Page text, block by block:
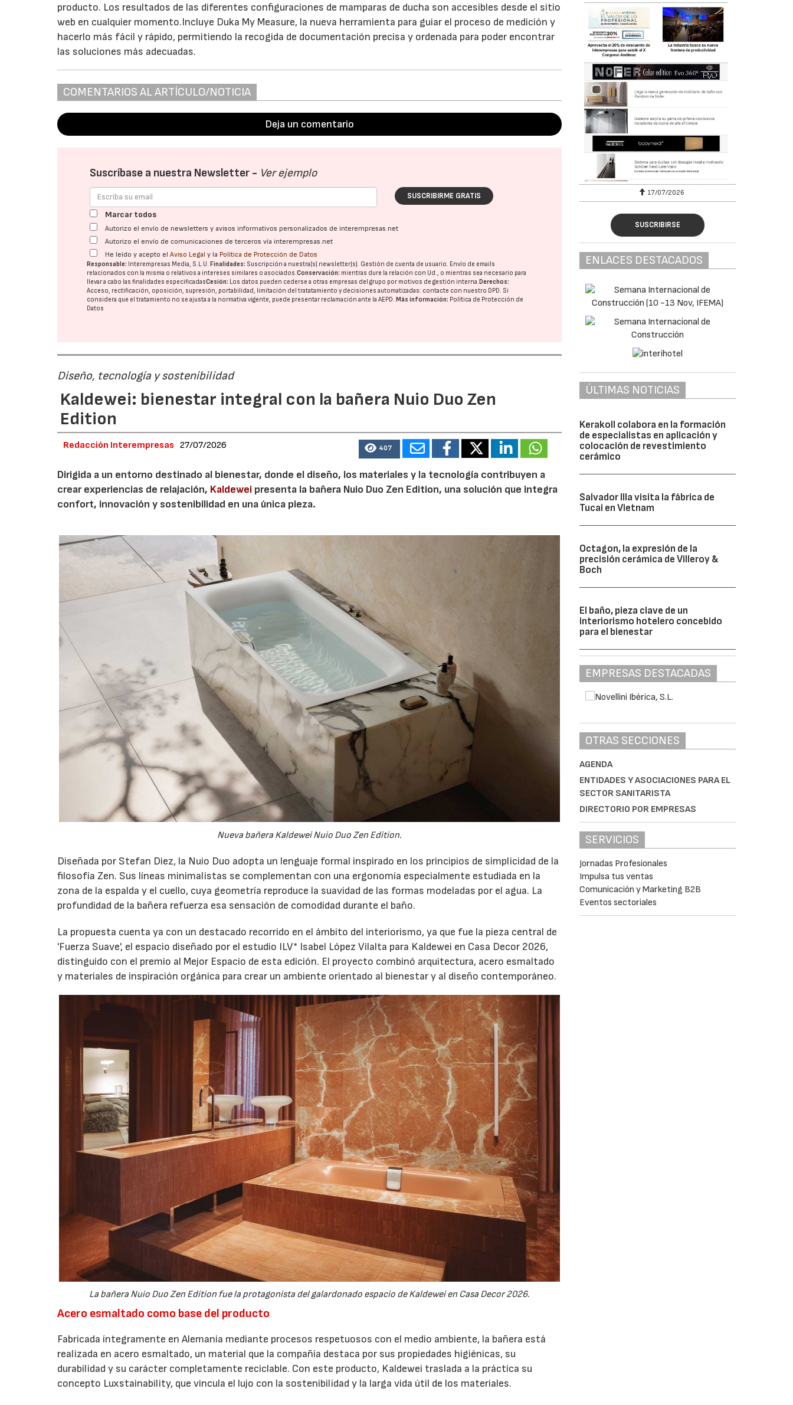
producto. Los resultados de las diferentes configuraciones de mamparas de ducha son accesibles desde el sitio
web en cualquier momento.Incluye Duka My Measure, la nueva herramienta para guiar el proceso de medición y
hacerlo más fácil y rápido, permitiendo la recogida de documentación precisa y ordenada para poder encontrar
las soluciones más adecuadas.
COMENTARIOS AL ARTÍCULO/NOTICIA
Deja un comentario
Suscríbase a nuestra Newsletter - Ver ejemplo
SUSCRIBIRME GRATIS
Marcar todos
Autorizo el envío de newsletters y avisos informativos personalizados de interempresas.net
Autorizo el envío de comunicaciones de terceros vía interempresas.net
He leído y acepto elAviso Legal y la Política de Protección de Datos
Responsable: Interempresas Media, S.L.U.Finalidades: Suscripción a nuestra(s) newsletter(s). Gestión de cuenta de usuario. Envío de emails
relacionados con la misma o relativos a intereses similares o asociados.Conservación: mientras dure la relación con Ud., o mientras sea necesario para
llevar a cabo las finalidades especificadasCesión: Los datos pueden cederse a otras empresas del grupo por motivos de gestión interna.Derechos:
Acceso, rectificación, oposición, supresión, portabilidad, limitación del tratatamiento y decisiones automatizadas: contacte con nuestro DPD. Si
considera que el tratamiento no se ajusta a la normativa vigente, puede presentar reclamación ante laAEPD.Más información: Política de Protección de
Datos
Diseño, tecnología y sostenibilidad
Kaldewei: bienestar integral con la bañera Nuio Duo Zen
Edition
Redacción Interempresas 27/07/2026 407
Dirigida a un entorno destinado al bienestar, donde el diseño, los materiales y la tecnología contribuyen a
crear experiencias de relajación, Kaldewei presenta la bañera Nuio Duo Zen Edition, una solución que integra
confort, innovación y sostenibilidad en una única pieza.
Nueva bañera Kaldewei Nuio Duo Zen Edition.
Diseñada por Stefan Diez, la Nuio Duo adopta un lenguaje formal inspirado en los principios de simplicidad de la
filosofía Zen. Sus líneas minimalistas se complementan con una ergonomía especialmente estudiada en la
zona de la espalda y el cuello, cuya geometría reproduce la suavidad de las formas modeladas por el agua. La
profundidad de la bañera refuerza esa sensación de comodidad durante el baño.
La propuesta cuenta ya con un destacado recorrido en el ámbito del interiorismo, ya que fue la pieza central de
'Fuerza Suave', el espacio diseñado por el estudio ILV* Isabel López Vilalta para Kaldewei en Casa Decor 2026,
distinguido con el premio al Mejor Espacio de esta edición. El proyecto combinó arquitectura, acero esmaltado
y materiales de inspiración orgánica para crear un ambiente orientado al bienestar y al diseño contemporáneo.
La bañera Nuio Duo Zen Edition fue la protagonista del galardonado espacio de Kaldewei en Casa Decor 2026.
Acero esmaltado como base del producto
Fabricada íntegramente en Alemania mediante procesos respetuosos con el medio ambiente, la bañera está
realizada en acero esmaltado, un material que la compañía destaca por sus propiedades higiénicas, su
durabilidad y su carácter completamente reciclable. Con este producto, Kaldewei traslada a la práctica su
concepto Luxstainability, que vincula el lujo con la sostenibilidad y la larga vida útil de los materiales.
31/07/2026 17/07/2026
SUSCRIBIRSE
ENLACES DESTACADOS
ÚLTIMAS NOTICIAS
Kerakoll colabora en la formación
de especialistas en aplicación y
colocación de revestimiento
cerámico
Salvador Illa visita la fábrica de
Tucai en Vietnam
Octagon, la expresión de la
precisión cerámica de Villeroy &
Boch
El baño, pieza clave de un
interiorismo hotelero concebido
para el bienestar
EMPRESAS DESTACADAS
OTRAS SECCIONES
AGENDA
ENTIDADES Y ASOCIACIONES PARA EL
SECTOR SANITARISTA
DIRECTORIO POR EMPRESAS
SERVICIOS
Jornadas Profesionales
Impulsa tus ventas
Comunicación y Marketing B2B
Eventos sectoriales